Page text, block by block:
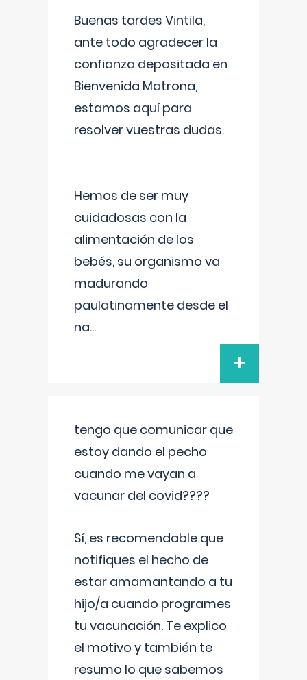
Buenas tardes Vintila,
ante todo agradecer la
confianza depositada en
Bienvenida Matrona,
estamos aquí para
resolver vuestras dudas.
Hemos de ser muy
cuidadosas con la
alimentación de los
bebés, su organismo va
madurando
paulatinamente desde el
na...
+
tengo que comunicar que
estoy dando el pecho
cuando me vayan a
vacunar del covid????
Sí, es recomendable que
notifiques el hecho de
estar amamantando a tu
hijo/a cuando programes
tu vacunación. Te explico
el motivo y también te
resumo lo que sabemos